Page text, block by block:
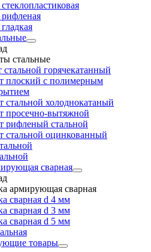
стальные
стальной горячекатанный
плоский с полимерным
стальной холоднокатаный
просечно-вытяжной
рифленый стальной
стальной оцинкованный
сварная
армирующая сварная
сварная d 4 мм
сварная d 3 мм
сварная d 5 мм
товары